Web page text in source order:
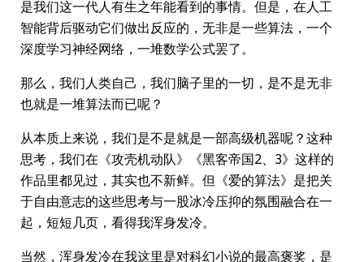
是我们这一代人有生之年能看到的事情。但是，在人工
智能背后驱动它们做出反应的，无非是一些算法，一个
深度学习神经网络，一堆数学公式罢了。
那么，我们人类自己，我们脑子里的一切，是不是无非
也就是一堆算法而已呢？
从本质上来说，我们是不是就是一部高级机器呢？这种
思考，我们在《攻壳机动队》《黑客帝国2、3》这样的
作品里都见过，其实也不新鲜。但《爱的算法》是把关
于自由意志的这些思考与一股冰冷压抑的氛围融合在一
起，短短几页，看得我浑身发冷。
当然，浑身发冷在我这里是对科幻小说的最高褒奖，是